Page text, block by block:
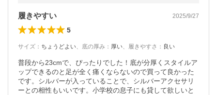
履きやすい 2025/9/27
5
サイズ ： ちょうどよい、 底の厚み ： 厚い、 履きやすさ ： 良い
普段から23cmで、ぴったりでした！底が分厚くスタイルア
ップできるのと足が全く痛くならないので買って良かった
です。シルバーが入っていることで、シルバーアクセサリ
ーとの相性もいいです。小学校の息子にも貸して欲しいと